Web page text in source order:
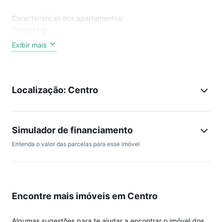
Características dos apartamentos:
Hall Apartamento
Jardim
Pub Bar
Rede de Esgoto - EBE
Sala de Reuniões
Salão gourmet
Terraço
Acessibilidade para Cadeirantes
Água
Exibir mais
Localização: Centro
Simulador de financiamento
Entenda o valor das parcelas para esse imóvel
Encontre mais imóveis em Centro